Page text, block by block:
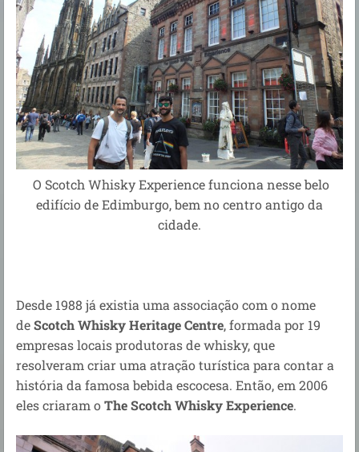
O Scotch Whisky Experience funciona nesse belo
edifício de Edimburgo, bem no centro antigo da
cidade.
Desde 1988 já existia uma associação com o nome
deScotch Whisky Heritage Centre, formada por 19
empresas locais produtoras de whisky, que
resolveram criar uma atração turística para contar a
história da famosa bebida escocesa. Então, em 2006
eles criaram oThe Scotch Whisky Experience.